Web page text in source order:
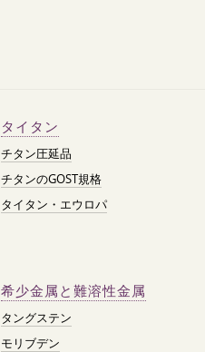
タイタン
チタン圧延品
チタンのGOST規格
タイタン・エウロパ
希少金属と難溶性金属
タングステン
モリブデン